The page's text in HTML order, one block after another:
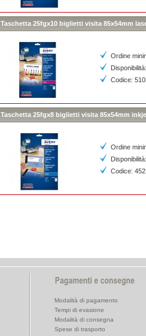
Taschetta 25fgx10 biglietti visita 85x54mm
Ordine
Codice:
Taschetta 25fgx8 biglietti visita 85x54mm
Ordine
Codice:
Modalità di pagamento
Tempi di evasione
Modalità di consegna
Spese di trasporto